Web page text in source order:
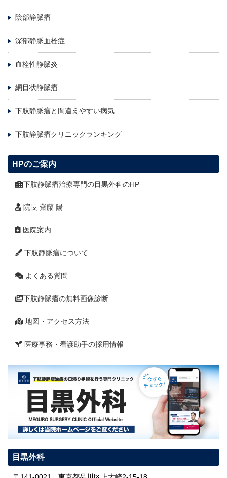
陰部静脈瘤
深部静脈血栓症
血栓性静脈炎
網目状静脈瘤
下肢静脈瘤と間違えやすい病気
下肢静脈瘤クリニックランキング
HPのご案内
下肢静脈瘤治療専門の目黒外科のHP
院長 齋藤 陽
医院案内
下肢静脈瘤について
よくある質問
下肢静脈瘤の無料画像診断
地図・アクセス方法
医療事務・看護助手の採用情報
目黒外科